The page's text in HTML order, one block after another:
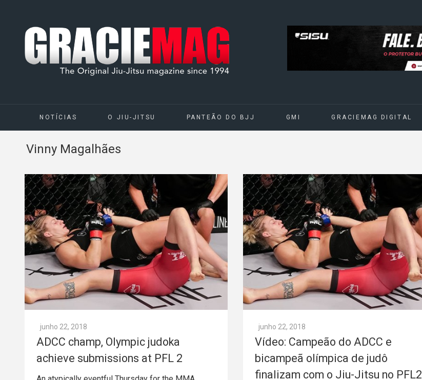
NOTÍCIAS O JIU-JITSU PANTEÃO DO BJJ GMI GRACIEMAG DIGITAL
Vinny Magalhães
junho 22, 2018
ADCC champ, Olympic judoka
achieve submissions at PFL 2
junho 22, 2018
Vídeo: Campeão do ADCC e
bicampeã olímpica de judô
finalizam com o Jiu-Jitsu no PFL2